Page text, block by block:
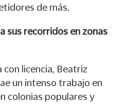
de más.
sus recorridos en zonas
licencia, Beatriz
un intenso trabajo en
colonias populares y